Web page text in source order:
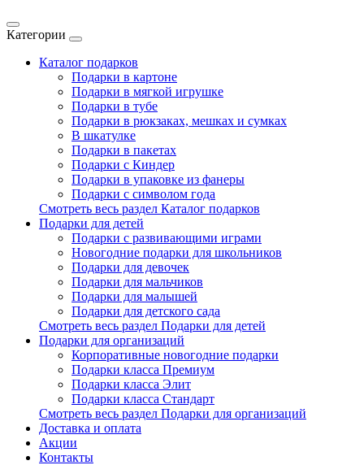
Категории
Каталог подарков
Подарки в картоне
Подарки в мягкой игрушке
Подарки в тубе
Подарки в рюкзаках, мешках и сумках
В шкатулке
Подарки в пакетах
Подарки с Киндер
Подарки в упаковке из фанеры
Подарки с символом года
Смотреть весь раздел Каталог подарков
Подарки для детей
Подарки с развивающими играми
Новогодние подарки для школьников
Подарки для девочек
Подарки для мальчиков
Подарки для малышей
Подарки для детского сада
Смотреть весь раздел Подарки для детей
Подарки для организаций
Корпоративные новогодние подарки
Подарки класса Премиум
Подарки класса Элит
Подарки класса Стандарт
Смотреть весь раздел Подарки для организаций
Доставка и оплата
Акции
Контакты